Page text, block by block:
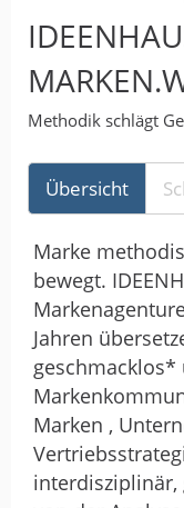
Methodik schlägt
Übersicht
Marke
bewegt.
Jahren
geschmacklos*
Marken ,